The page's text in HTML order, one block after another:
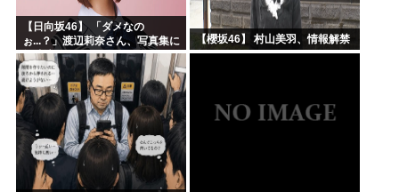
【日向坂46】 「ダメなの
ぉ...？」渡辺莉奈さん、写真集に
興味津々
【櫻坂46】 村山美羽、情報解禁